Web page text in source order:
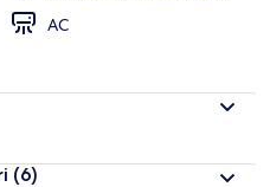
AC
(6)